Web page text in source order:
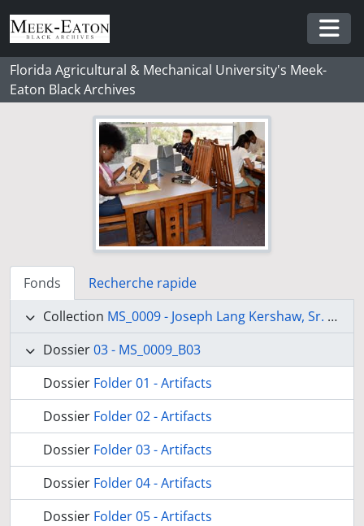
Skip to main content
Florida Agricultural & Mechanical University's Meek-
Eaton Black Archives
Fonds
Recherche rapide
Collection MS_0009 - Joseph Lang Kershaw, Sr. Collection
Dossier03 - MS_0009_B03
Dossier Folder 01 - Artifacts
Dossier Folder 02 - Artifacts
Dossier Folder 03 - Artifacts
Dossier Folder 04 - Artifacts
Dossier Folder 05 - Artifacts